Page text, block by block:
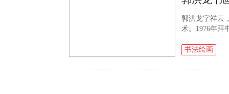
郭洪龙字祥云
术。1976年拜
中央美院所属
书法绘画